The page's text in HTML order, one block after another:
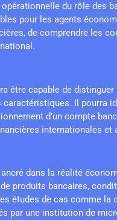
du rôle des
pour les agents
de comprendre les
être capable de
Il pourra
d’un compte
internationales et
dans la réalité
produits bancaires,
études de cas comme la
par une institution de